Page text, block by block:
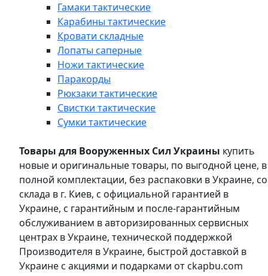
Гамаки тактические
Карабины тактические
Кровати складные
Лопаты саперные
Ножи тактические
Паракорды
Рюкзаки тактические
Свистки тактические
Сумки тактические
Товары для Вооруженных Сил Украины купить
новые и оригинальные товары, по выгодной цене, в
полной комплектации, без распаковки в Украине, со
склада в г. Киев, с официальной гарантией в
Украине, с гарантийным и после-гарантийным
обслуживанием в авторизированных сервисных
центрах в Украине, технической поддержкой
Производителя в Украине, быстрой доставкой в
Украине с акциями и подарками от ckapbu.com